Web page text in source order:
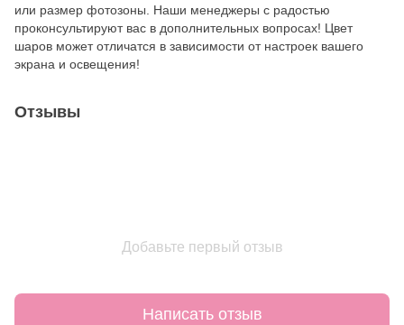
или размер фотозоны. Наши менеджеры с радостью
проконсультируют вас в дополнительных вопросах! Цвет
шаров может отличатся в зависимости от настроек вашего
экрана и освещения!
Отзывы
Добавьте первый отзыв
Написать отзыв